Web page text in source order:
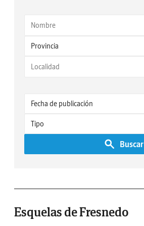
Buscar
Esquelas de Fresnedo